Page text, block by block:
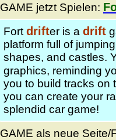
GAME jetzt Spielen:
Fort drifter is a drift
platform full of
shapes, and castles.
graphics, reminding
you to build tracks on
you can create your
splendid car game!
GAME als neue